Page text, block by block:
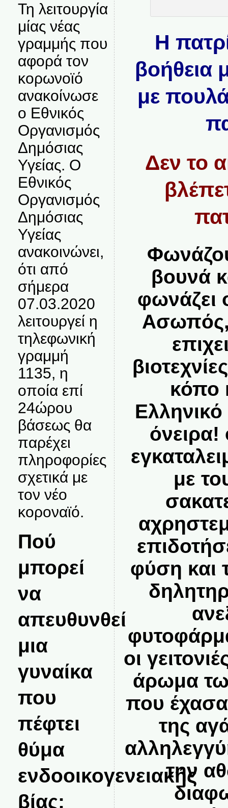
Τη λειτουργία
μίας νέας
γραμμής που
αφορά τον
κορωνοϊό
ανακοίνωσε
ο Εθνικός
Οργανισμός
Δημόσιας
Υγείας. Ο
Εθνικός
Οργανισμός
Δημόσιας
Υγείας
ανακοινώνει,
ότι από
σήμερα
07.03.2020
λειτουργεί η
τηλεφωνική
γραμμή
1135, η
οποία επί
24ώρου
βάσεως θα
παρέχει
πληροφορίες
σχετικά με
τον νέο
κοροναϊό.
Πού
μπορεί
να
απευθυνθεί
μια
γυναίκα
που
πέφτει
θύμα
ενδοοικογενειακής
βίας;
Η
βοήθεια
με
Δεν το
βουνά
φωνάζει
Ασωπός,
κόπο
με
φύση και
οι
άρωμα
που
της
την